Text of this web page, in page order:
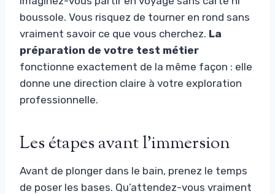
boussole. Vous risquez de tourner en rond sans
vraiment savoir ce que vous cherchez. La
préparation de votre test métier
fonctionne exactement de la même façon : elle
donne une direction claire à votre exploration
professionnelle.
Les étapes avant l’immersion
Avant de plonger dans le bain, prenez le temps
de poser les bases. Qu’attendez-vous vraiment